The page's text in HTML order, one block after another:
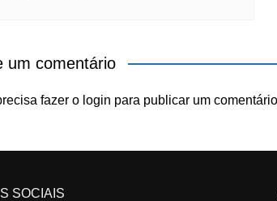
um comentário
fazer o login para publicar um
SOCIAIS